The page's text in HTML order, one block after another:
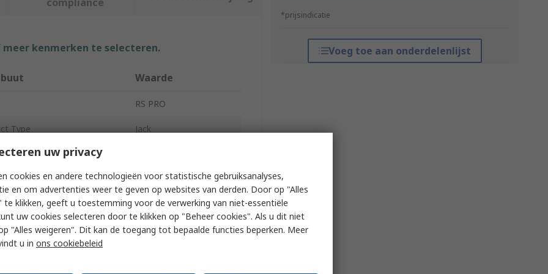
*prijsindicatie
Voeg toe aan onderdelenlijst
kenmerken te selecteren.
Waarde
RS PRO
Type Jack
Type Cable
Type Solder
Mono
uw privacy
cookies en andere technologieën voor statistische gebruiksanalyses,
en om advertenties weer te geven op websites van derden. Door op "Alles
te klikken, geeft u toestemming voor de verwerking van niet-essentiële
uw cookies selecteren door te klikken op "Beheer cookies". Als u dit niet
"Alles weigeren". Dit kan de toegang tot bepaalde functies beperken. Meer
u in ons cookiebeleid